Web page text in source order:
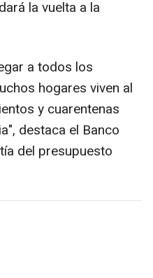
la vuelta a la
a todos los
hogares viven al
y cuarentenas
destaca el Banco
del presupuesto